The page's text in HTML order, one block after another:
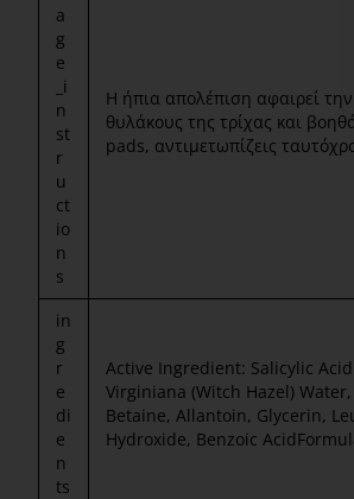
a
g
e
_i
n
st
r
u
ct
io
n
s
Η ήπια απολέπιση αφαιρεί
θυλάκους της τρίχας και
pads, αντιμετωπίζεις
in
g
r
e
di
e
n
ts
Active Ingredient: Salicylic
Virginiana (Witch Hazel)
Betaine, Allantoin, Glycerin,
Hydroxide, Benzoic